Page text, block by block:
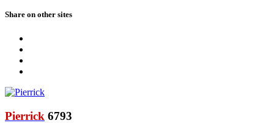
Share on other sites
Pierrick 6793